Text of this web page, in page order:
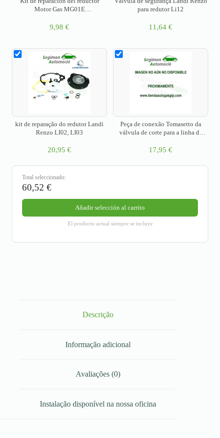
Motor Gas MG01E
9,98 €
para redutor Li12
11,64 €
kit de reparação do redutor Landi
Renzo LI02, LI03
20,95 €
Peça de conexão Tomasetto da
válvula de corte para a linha de
17,95 €
Total seleccionado:
60,52 €
Añadir selección al carrito
El producto actual siempre se incluye
Descrição
Informação adicional
Avaliações (0)
Instalação disponível na nossa oficina